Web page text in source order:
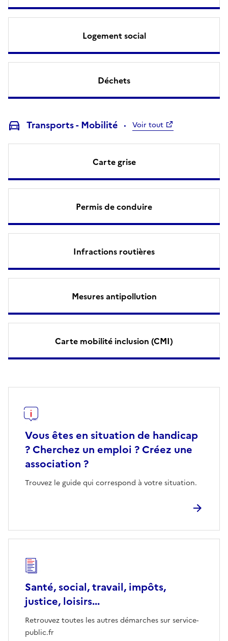
Logement social
Déchets
Transports - Mobilité Voir tout
Carte grise
Permis de conduire
Infractions routières
Mesures antipollution
Carte mobilité inclusion (CMI)
Vous êtes en situation de handicap
? Cherchez un emploi ? Créez une
association ?
Trouvez le guide qui correspond à votre situation.
Santé, social, travail, impôts,
justice, loisirs...
Retrouvez toutes les autres démarches sur service-
public.fr